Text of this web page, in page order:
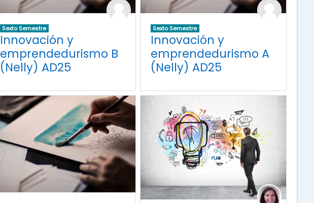
Sexto Semestre
Innovación y
emprendedurismo B
(Nelly) AD25
Sexto Semestre
Innovación y
emprendedurismo A
(Nelly) AD25